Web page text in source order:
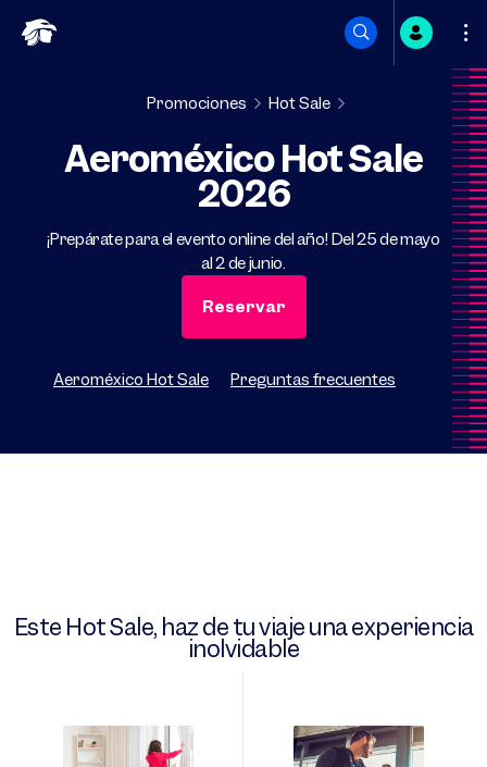
Saltar
Promociones Hot Sale
Aeroméxico Hot Sale
2026
¡Prepárate para el evento online del año! Del 25 de mayo
al 2 de junio.
Reservar
Aeroméxico Hot Sale Preguntas frecuentes
Este Hot Sale, haz de tu viaje una experiencia
inolvidable